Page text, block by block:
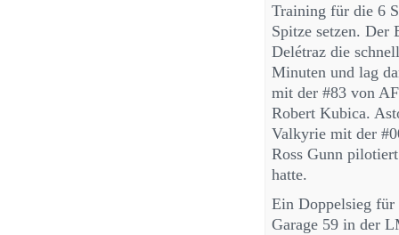
Training für die 6
Spitze setzen.
Delétraz die
Minuten und lag
mit der #83 von
Robert Kubica.
Valkyrie mit der
Ross Gunn
hatte.
Ein Doppelsieg
Garage 59 in der